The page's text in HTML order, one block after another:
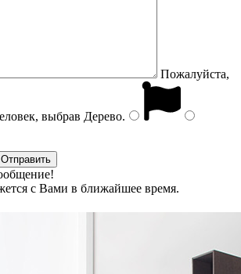
Пожалуйста,
выбрав Дерево.
с Вами в ближайшее время.